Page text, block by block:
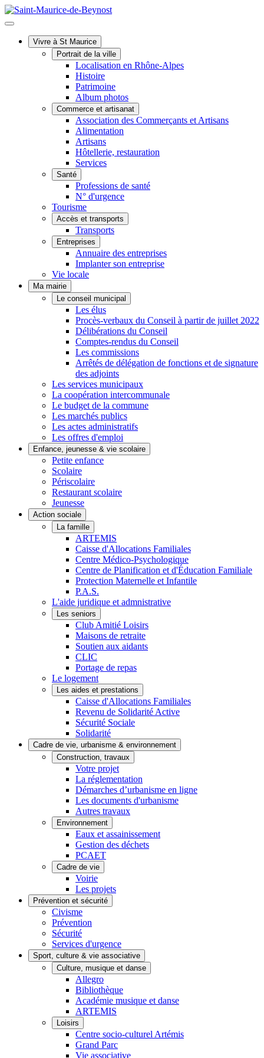
Vivre à St Maurice
Portrait de la ville
Localisation en Rhône-Alpes
Histoire
Patrimoine
Album photos
Commerce et artisanat
Association des Commerçants et Artisans
Alimentation
Artisans
Hôtellerie, restauration
Services
Santé
Professions de santé
N° d'urgence
Tourisme
Accès et transports
Transports
Entreprises
Annuaire des entreprises
Implanter son entreprise
Vie locale
Ma mairie
Le conseil municipal
Les élus
Procès-verbaux du Conseil à partir de juillet 2022
Délibérations du Conseil
Comptes-rendus du Conseil
Les commissions
Arrêtés de délégation de fonctions et de signature
des adjoints
Les services municipaux
La coopération intercommunale
Le budget de la commune
Les marchés publics
Les actes administratifs
Les offres d'emploi
Enfance, jeunesse & vie scolaire
Petite enfance
Scolaire
Périscolaire
Restaurant scolaire
Jeunesse
Action sociale
La famille
ARTEMIS
Caisse d'Allocations Familiales
Centre Médico-Psychologique
Centre de Planification et d'Éducation Familiale
Protection Maternelle et Infantile
P.A.S.
L'aide juridique et admnistrative
Les seniors
Club Amitié Loisirs
Maisons de retraite
Soutien aux aidants
CLIC
Portage de repas
Le logement
Les aides et prestations
Caisse d'Allocations Familiales
Revenu de Solidarité Active
Sécurité Sociale
Solidarité
Cadre de vie, urbanisme & environnement
Construction, travaux
Votre projet
La réglementation
Démarches d’urbanisme en ligne
Les documents d'urbanisme
Autres travaux
Environnement
Eaux et assainissement
Gestion des déchets
PCAET
Cadre de vie
Voirie
Les projets
Prévention et sécurité
Civisme
Prévention
Sécurité
Services d'urgence
Sport, culture & vie associative
Culture, musique et danse
Allegro
Bibliothèque
Académie musique et danse
ARTEMIS
Loisirs
Centre socio-culturel Artémis
Grand Parc
Vie associative